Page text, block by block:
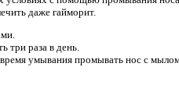
даже гайморит.
три раза в день.
умывания промывать нос с